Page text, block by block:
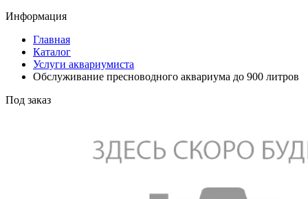
Информация
Главная
Каталог
Услуги аквариумиста
Обслуживание пресноводного аквариума до 900 литров
Под заказ